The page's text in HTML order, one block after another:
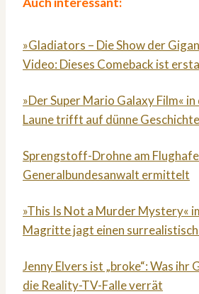
»Gladiators – Die Show der
Video: Dieses Comeback ist
»Der Super Mario Galaxy Film«
Laune trifft auf dünne Geschichte
Sprengstoff-Drohne am
Generalbundesanwalt ermittelt
»This Is Not a Murder Mystery«
Magritte jagt einen
Jenny Elvers ist „broke“: Was ihr
die Reality-TV-Falle verrät